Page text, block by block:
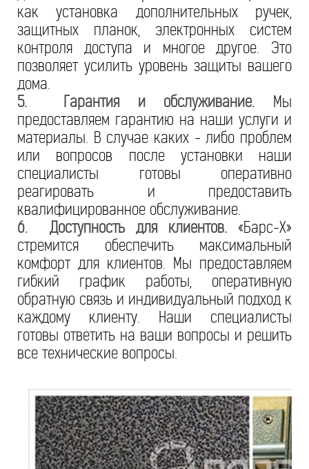
как установка дополнительных ручек,
защитных планок, электронных систем
контроля доступа и многое другое. Это
позволяет усилить уровень защиты вашего
дома.
5. Гарантия и обслуживание. Мы
предоставляем гарантию на наши услуги и
материалы. В случае каких - либо проблем
или вопросов после установки наши
специалисты готовы оперативно
реагировать и предоставить
квалифицированное обслуживание.
6. Доступность для клиентов. «Барс-Х»
стремится обеспечить максимальный
комфорт для клиентов. Мы предоставляем
гибкий график работы, оперативную
обратную связь и индивидуальный подход к
каждому клиенту. Наши специалисты
готовы ответить на ваши вопросы и решить
все технические вопросы.